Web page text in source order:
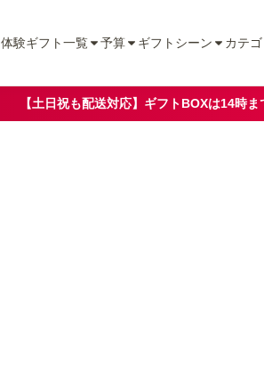
体験ギフト一覧 予算 ギフトシーン カテ
【土日祝も配送対応】ギフトBOXは14時